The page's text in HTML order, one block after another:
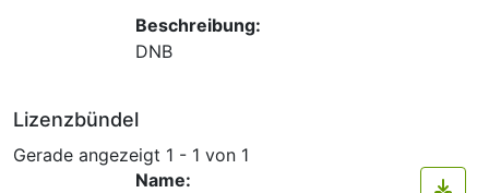
Beschreibung:
DNB
Lizenzbündel
Gerade angezeigt 1 - 1 von 1
Name: